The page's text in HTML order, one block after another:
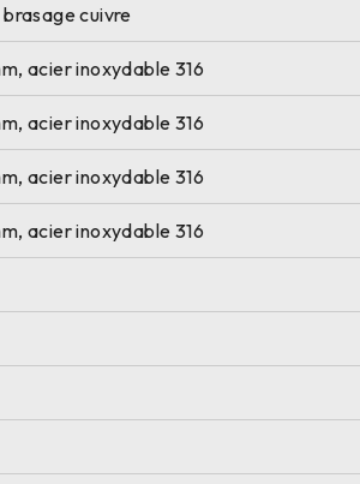
brasage cuivre
acier inoxydable 316
acier inoxydable 316
acier inoxydable 316
acier inoxydable 316